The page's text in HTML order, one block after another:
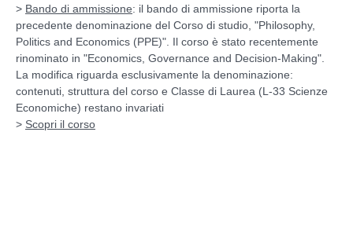
> Bando di ammissione: il bando di ammissione riporta la
precedente denominazione del Corso di studio, "Philosophy,
Politics and Economics (PPE)". Il corso è stato recentemente
rinominato in "Economics, Governance and Decision-Making".
La modifica riguarda esclusivamente la denominazione:
contenuti, struttura del corso e Classe di Laurea (L-33 Scienze
Economiche) restano invariati
> Scopri il corso